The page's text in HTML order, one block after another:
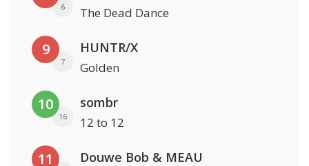
6 The Dead Dance
9
7
HUNTR/X
Golden
10
16
sombr
12 to 12
11 Douwe Bob & MEAU